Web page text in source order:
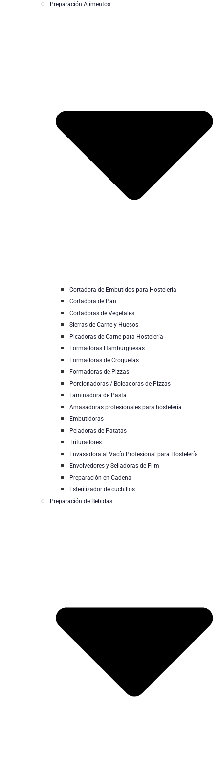
Preparación Alimentos
Cortadora de Embutidos para Hostelería
Cortadora de Pan
Cortadoras de Vegetales
Sierras de Carne y Huesos
Picadoras de Carne para Hostelería
Formadoras Hamburguesas
Formadoras de Croquetas
Formadoras de Pizzas
Porcionadoras / Boleadoras de Pizzas
Laminadora de Pasta
Amasadoras profesionales para hostelería
Embutidoras
Peladoras de Patatas
Trituradores
Envasadora al Vacío Profesional para Hostelería
Envolvedores y Selladoras de Film
Preparación en Cadena
Esterilizador de cuchillos
Preparación de Bebidas